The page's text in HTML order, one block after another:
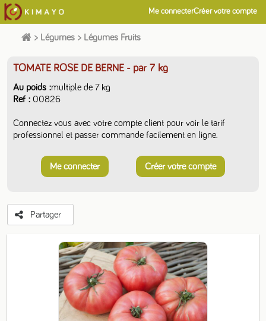
Me connecterCréer votre compte
> Légumes > Légumes Fruits
TOMATE ROSE DE BERNE - par 7 kg
Au poids multiple de 7 kg
Ref
00826
Connectez vous avec votre compte client pour voir le tarif
professionnel et passer commande facilement en ligne.
Me connecter Créer votre compte
Partager